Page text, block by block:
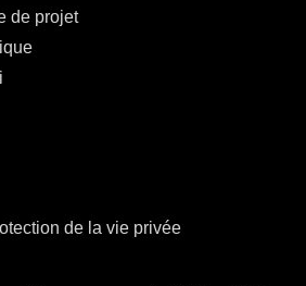
de projet
de la vie privée